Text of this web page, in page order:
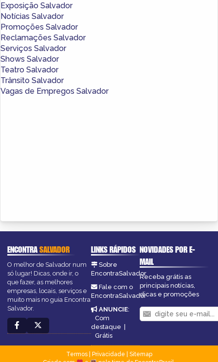
Exposição Salvador
Notícias Salvador
Promoções Salvador
Reclamações Salvador
Serviços Salvador
Shows Salvador
Teatro Salvador
Trânsito Salvador
Vagas de Empregos Salvador
ENCONTRASALVADOR
O melhor de Salvador num
só lugar! Dicas, onde ir, o
que fazer, as melhores
empresas, locais, serviços e
muito mais no guia Encontra
Salvador.
LINKS RÁPIDOS
Sobre
EncontraSalvador
Fale com o
EncontraSalvador
ANUNCIE:
Com
destaque
Grátis
NOVIDADES POR E-
MAIL
Receba grátis as
principais notícias,
dicas e promoções
Termos| Privacidade
Sitemap